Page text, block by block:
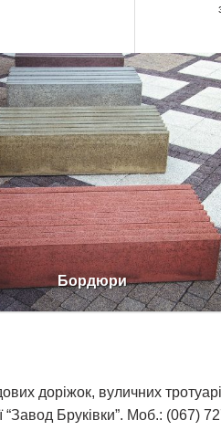
Бордюри
доріжок, вуличних
“Завод Бруківки”. Моб.: (067)